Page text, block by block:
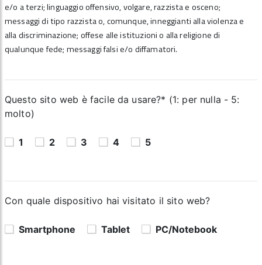
e/o a terzi; linguaggio offensivo, volgare, razzista e osceno;
messaggi di tipo razzista o, comunque, inneggianti alla violenza e
alla discriminazione; offese alle istituzioni o alla religione di
qualunque fede; messaggi falsi e/o diffamatori.
Questo sito web è facile da usare?* (1: per nulla - 5:
molto)
1 2 3 4 5
Con quale dispositivo hai visitato il sito web?
Smartphone Tablet PC/Notebook